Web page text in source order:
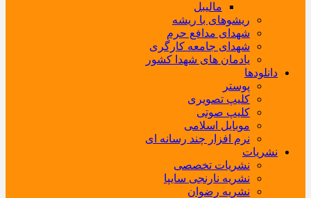
مالیبل
ریشوهای با ریشه
شهدای مدافع حرم
شهدای جامعه کارگری
یادمان های شهدا کشور
دانلودها
پوستر
کلیپ تصویری
کلیپ صوتی
موبایل اسلامی
نرم افزار چند رسانه ای
نشریات
نشریات تخصصی
نشریه نارنجی سایپا
نشریه رضوان